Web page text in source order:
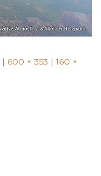
| 600 × 353 | 160 ×